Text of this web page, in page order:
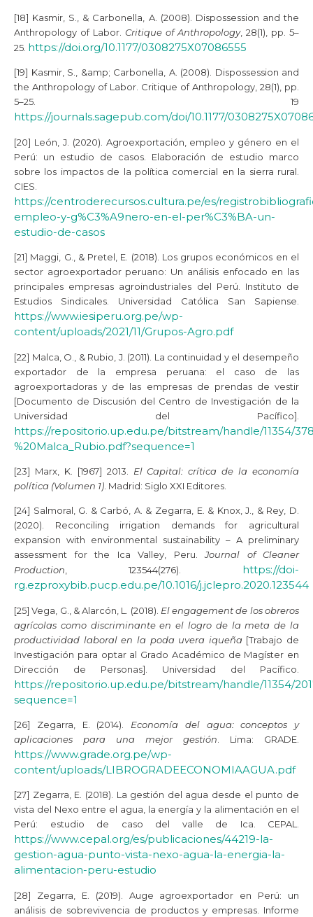
[18] Kasmir, S., & Carbonella, A. (2008). Dispossession and the
Anthropology of Labor. Critique of Anthropology, 28(1), pp. 5–
25. https://doi.org/10.1177/0308275X07086555
[19] Kasmir, S., &amp; Carbonella, A. (2008). Dispossession and
the Anthropology of Labor. Critique of Anthropology, 28(1), pp.
5–25. 19
https://journals.sagepub.com/doi/10.1177/
[20] León, J. (2020). Agroexportación, empleo y género en el
Perú: un estudio de casos. Elaboración de estudio marco
sobre los impactos de la política comercial en la sierra rural.
CIES.
https://centroderecursos.cultura.pe/es/
empleo-y-g%C3%A9nero-en-el-per%C3%BA-un-
estudio-de-casos
[21] Maggi, G., & Pretel, E. (2018). Los grupos económicos en el
sector agroexportador peruano: Un análisis enfocado en las
principales empresas agroindustriales del Perú. Instituto de
Estudios Sindicales. Universidad Católica San Sapiense.
https://www.iesiperu.org.pe/wp-
content/uploads/2021/11/Grupos-Agro.pdf
[22] Malca, O., & Rubio, J. (2011). La continuidad y el desempeño
exportador de la empresa peruana: el caso de las
agroexportadoras y de las empresas de prendas de vestir
[Documento de Discusión del Centro de Investigación de la
Universidad del Pacífico].
https://repositorio.up.edu.pe/bitstream/handle/11354/
%20Malca_Rubio.pdf?sequence=1
[23] Marx, K. [1967] 2013. El Capital: crítica de la economía
política (Volumen 1) . Madrid: Siglo XXI Editores.
[24] Salmoral, G. & Carbó, A. & Zegarra, E. & Knox, J., & Rey, D.
(2020). Reconciling irrigation demands for agricultural
expansion with environmental sustainability – A preliminary
assessment for the Ica Valley, Peru.Journal of Cleaner
Production, 123544(276). https://doi-
rg.ezproxybib.pucp.edu.pe/10.1016/j.jclepro.2020.123544
[25] Vega, G., & Alarcón, L. (2018). El engagement de los obreros
agrícolas como discriminante en el logro de la meta de la
productividad laboral en la poda uvera iqueña [Trabajo de
Investigación para optar al Grado Académico de Magíster en
Dirección de Personas]. Universidad del Pacífico.
https://repositorio.up.edu.pe/bitstream/handle/11354/
sequence=1
[26] Zegarra, E. (2014). Economía del agua: conceptos y
aplicaciones para una mejor gestión . Lima: GRADE.
https://www.grade.org.pe/wp-
content/uploads/LIBROGRADEECONOMIAAGUA.pdf
[27] Zegarra, E. (2018). La gestión del agua desde el punto de
vista del Nexo entre el agua, la energía y la alimentación en el
Perú: estudio de caso del valle de Ica. CEPAL.
https://www.cepal.org/es/publicaciones/44219-la-
gestion-agua-punto-vista-nexo-agua-la-energia-la-
alimentacion-peru-estudio
[28] Zegarra, E. (2019). Auge agroexportador en Perú: un
análisis de sobrevivencia de productos y empresas. Informe